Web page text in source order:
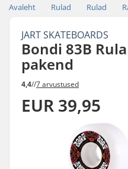
Avaleht Rulad Rulad
JART SKATEBOARDS
Bondi 83B
pakend
4,4//7 arvustused
EUR 39,95